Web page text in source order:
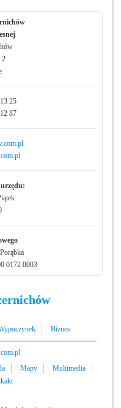
2
25
87
0172 0003
Biznes
Mapy
Multimedia